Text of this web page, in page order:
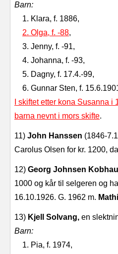
Barn:
1. Klara, f. 1886,
2. Olga, f. -88,
3. Jenny, f. ‑91,
4. Johanna, f. ‑93,
5. Dagny, f. 17.4.‑99,
6. Gunnar Sten, f.
I skiftet etter kona Susanna
barna nevnt i mors skifte.
11) John Hanssen
Carolus Olsen for kr. 1200,
12) Georg Johnsen
1000 og kår til selgeren og
16.10.1926. G. 1962 m.
13) Kjell Solvang, en
Barn:
1. Pia, f. 1974,